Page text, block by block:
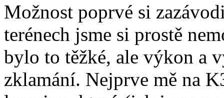
Možnost poprvé si
terénech jsme si prostě
bylo to těžké, ale výkon a
zklamání. Nejprve mě na